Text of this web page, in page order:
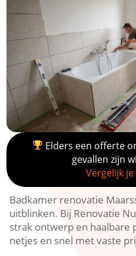
Elders een offerte
gevallen zijn
Vergelijk
Badkamer renovatie
uitblinken.​ Bij Renovatie
strak ontwerp en haalbare
netjes en snel met vaste